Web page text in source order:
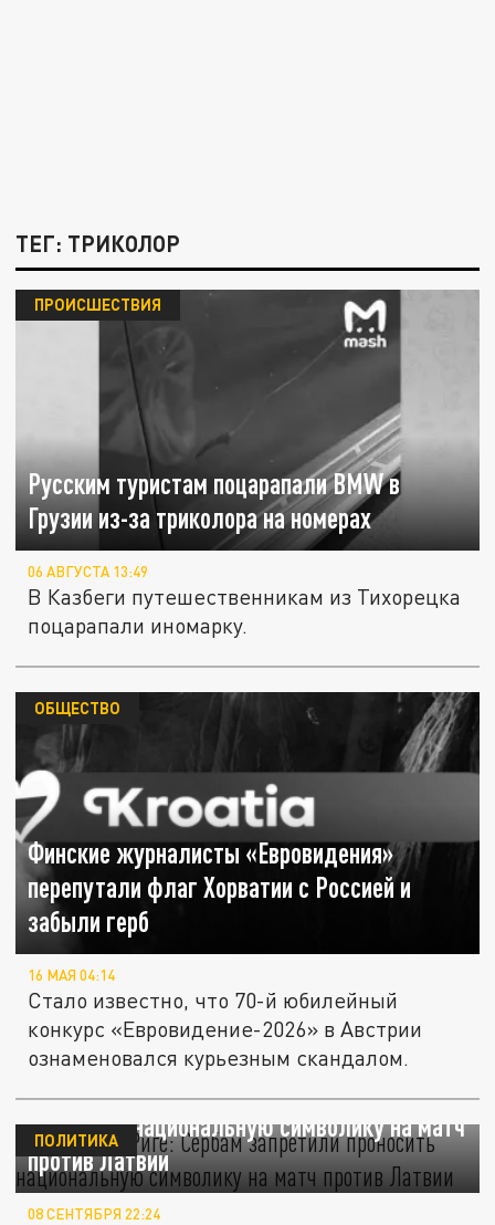
ТЕГ: ТРИКОЛОР
Русским туристам поцарапали BMW в
Грузии из-за триколора на номерах
ПРОИСШЕСТВИЯ
06 АВГУСТА 13:49
В Казбеги путешественникам из Тихорецка
поцарапали иномарку.
Финские журналисты «Евровидения»
перепутали флаг Хорватии с Россией и
забыли герб
ОБЩЕСТВО
16 МАЯ 04:14
Стало известно, что 70-й юбилейный
конкурс «Евровидение-2026» в Австрии
ознаменовался курьезным скандалом.
Скандал в Риге: Сербам запретили
проносить национальную символику на матч
против Латвии
ПОЛИТИКА
08 СЕНТЯБРЯ 22:24